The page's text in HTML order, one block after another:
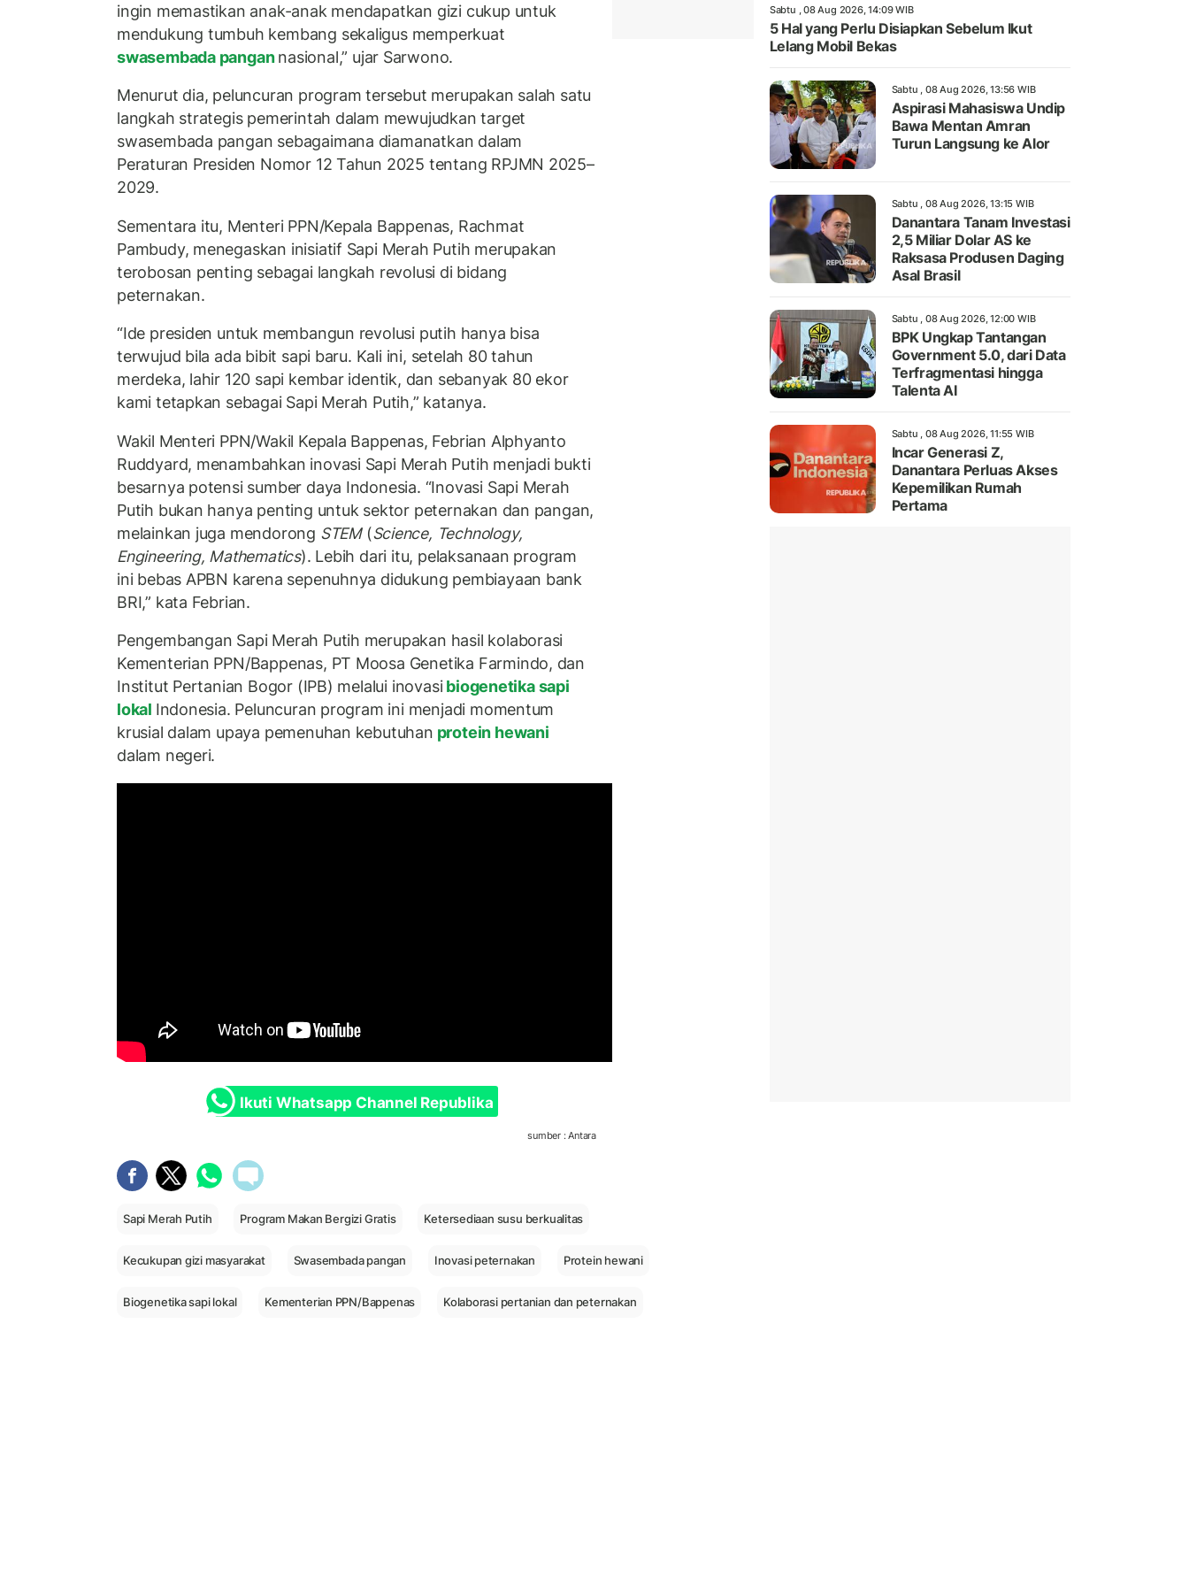
ingin memastikan anak-anak mendapatkan gizi cukup untuk
mendukung tumbuh kembang sekaligus memperkuat
swasembada pangannasional,” ujar Sarwono.
Menurut dia, peluncuran program tersebut merupakan salah satu
langkah strategis pemerintah dalam mewujudkan target
swasembada pangan sebagaimana diamanatkan dalam
Peraturan Presiden Nomor 12 Tahun 2025 tentang RPJMN 2025–
2029.
Sementara itu, Menteri PPN/Kepala Bappenas, Rachmat
Pambudy, menegaskan inisiatif Sapi Merah Putih merupakan
terobosan penting sebagai langkah revolusi di bidang
peternakan.
“Ide presiden untuk membangun revolusi putih hanya bisa
terwujud bila ada bibit sapi baru. Kali ini, setelah 80 tahun
merdeka, lahir 120 sapi kembar identik, dan sebanyak 80 ekor
kami tetapkan sebagai Sapi Merah Putih,” katanya.
Wakil Menteri PPN/Wakil Kepala Bappenas, Febrian Alphyanto
Ruddyard, menambahkan inovasi Sapi Merah Putih menjadi bukti
besarnya potensi sumber daya Indonesia. “Inovasi Sapi Merah
Putih bukan hanya penting untuk sektor peternakan dan pangan,
melainkan juga mendorong STEM(Science, Technology,
Engineering, Mathematics). Lebih dari itu, pelaksanaan program
ini bebas APBN karena sepenuhnya didukung pembiayaan bank
BRI,” kata Febrian.
Pengembangan Sapi Merah Putih merupakan hasil kolaborasi
Kementerian PPN/Bappenas, PT Moosa Genetika Farmindo, dan
Institut Pertanian Bogor (IPB) melalui inovasibiogenetika sapi
lokal Indonesia. Peluncuran program ini menjadi momentum
krusial dalam upaya pemenuhan kebutuhan protein hewani
dalam negeri.
Ikuti Whatsapp Channel Republika
sumber : Antara
Sapi Merah Putih Program Makan Bergizi Gratis Ketersediaan susu berkualitas
Kecukupan gizi masyarakat Swasembada pangan Inovasi peternakan Protein hewani
Biogenetika sapi lokal Kementerian PPN/Bappenas Kolaborasi pertanian dan peternakan
Sabtu , 08 Aug 2026, 14:09 WIB
5 Hal yang Perlu Disiapkan Sebelum Ikut
Lelang Mobil Bekas
Sabtu , 08 Aug 2026, 13:56 WIB
Aspirasi Mahasiswa Undip
Bawa Mentan Amran
Turun Langsung ke Alor
Sabtu , 08 Aug 2026, 13:15 WIB
Danantara Tanam Investasi
2,5 Miliar Dolar AS ke
Raksasa Produsen Daging
Asal Brasil
Sabtu , 08 Aug 2026, 12:00 WIB
BPK Ungkap Tantangan
Government 5.0, dari Data
Terfragmentasi hingga
Talenta AI
Sabtu , 08 Aug 2026, 11:55 WIB
Incar Generasi Z,
Danantara Perluas Akses
Kepemilikan Rumah
Pertama